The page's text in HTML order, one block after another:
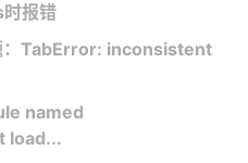
报错
TabError: inconsistent
named
load...